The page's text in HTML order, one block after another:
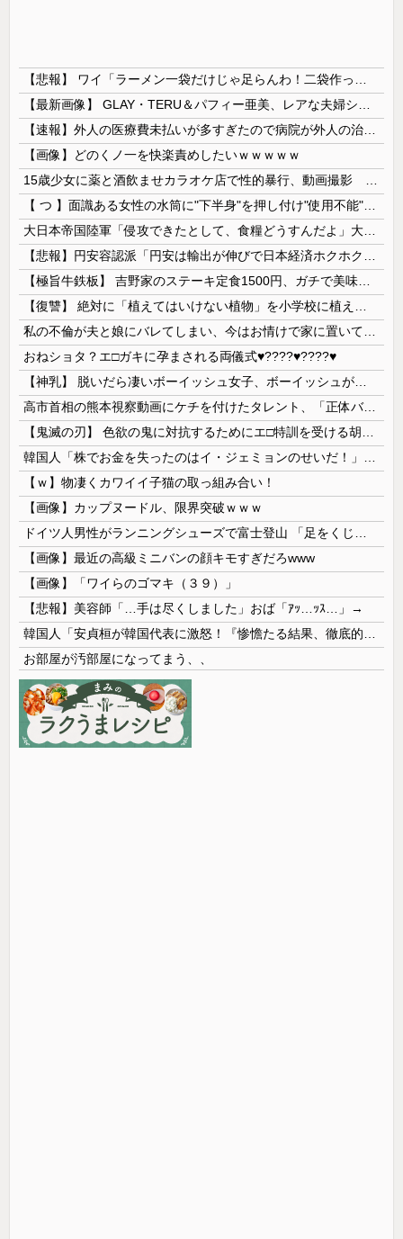
【画像】どのくノ一を快楽責めしたいｗｗｗｗｗ
おねショタ？エ□ガキに孕まされる両儀式♥️????♥️????♥️
高市首相の熊本視察動画にケチを付けたタレント、「正体バレバレよな」と黒電話の呼び方であっさりと……
【ｗ】物凄くカワイイ子猫の取っ組み合い！
【画像】カップヌードル、限界突破ｗｗｗ
【画像】最近の高級ミニバンの顔キモすぎだろwww
【画像】「ワイらのゴマキ（３９）」
【悲報】美容師「…手は尽くしました」おば「ｱｯ…ｯｽ…」→
お部屋が汚部屋になってまう、、